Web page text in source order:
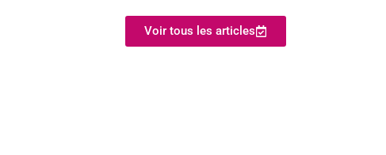
Voir tous les articles